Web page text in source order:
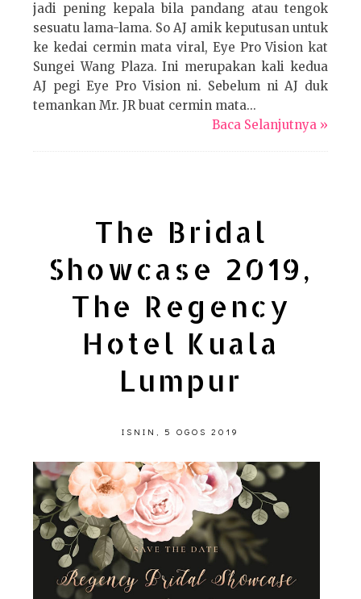
jadi pening kepala bila pandang atau tengok
sesuatu lama-lama. So AJ amik keputusan untuk
ke kedai cermin mata viral, Eye Pro Vision kat
Sungei Wang Plaza. Ini merupakan kali kedua
AJ pegi Eye Pro Vision ni. Sebelum ni AJ duk
temankan Mr. JR buat cermin mata...
Baca Selanjutnya »
The Bridal
Showcase 2019,
The Regency
Hotel Kuala
Lumpur
ISNIN, 5 OGOS 2019